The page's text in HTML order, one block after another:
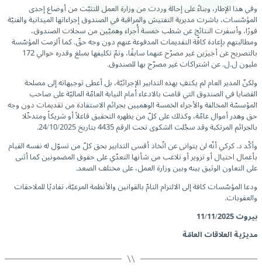
وفي هذا الإطار، وبناءً على إحالة وردت من وزارة العمل للتثبّت من أوضاع إحدى
المؤسّسات، باشرت مديرية التفتيش والمراقبة في الصندوق إجراءاتها الميدانية والفنيّة
فورًا، وأسفرت النتائج عن شطب خمسة أُجراء وهميّين من سجلات الصندوق،
ومطالبتهم بإعادة كافّة التقديمات المدفوعة عنهم دون وجه حقّ. كما ألزمت المؤسّسة
بالتصريح عن أجيرَين غير مصرّح عنهما سابقًا، وتمّ تكليفها بمبلغ وقدره حوالي 172
مليون ل.ل. عن اشتراكات غير مصرّح بها للصندوق.
ولكنّ المدير العام لم يكتفِ بهذه التدابير الإجرائيّة، بل أعطى توجيهاته إلى مصلحة
القضايا في الصندوق التي قامت بالادعاء أمام النيابة العامّة الماليّة على صاحب
المؤسسّة المخالفة والأجراء الخمسة الوهميين بجرائم الاستفادة من تقديمات دون وجه
حق وهدر أموال عامّة، وكذلك على كلّ من يظهره التحقيق فاعلاً أو شريكاً ومتدخّلا
بالجرائم المرتكبة وقد سجّلت الشكوى تحت الرقم 4435 بتاريخ 24/10/2025.
وأكّد د. كركي أنّه لن يتوانى عن اتّخاذ أقسى التدابير بحق كلّ من تسوّل له نفسه القيام
بأعمال احتيال أو تزوير أو تلاعب من شأنها التعدّي على حقوق المضمونين كما أثنى
على التعاون الوثيق بينه وبين وزارة العمل، على مختلف الصعد.
ودعا المؤسّسات كافة إلى الالتزام التامّ بالقوانين والأنظمة المرعيّة، تفاديًا للملاحقات
والعقوبات.
بيروت11/11/2025
مديرّية العلاقات العامّة